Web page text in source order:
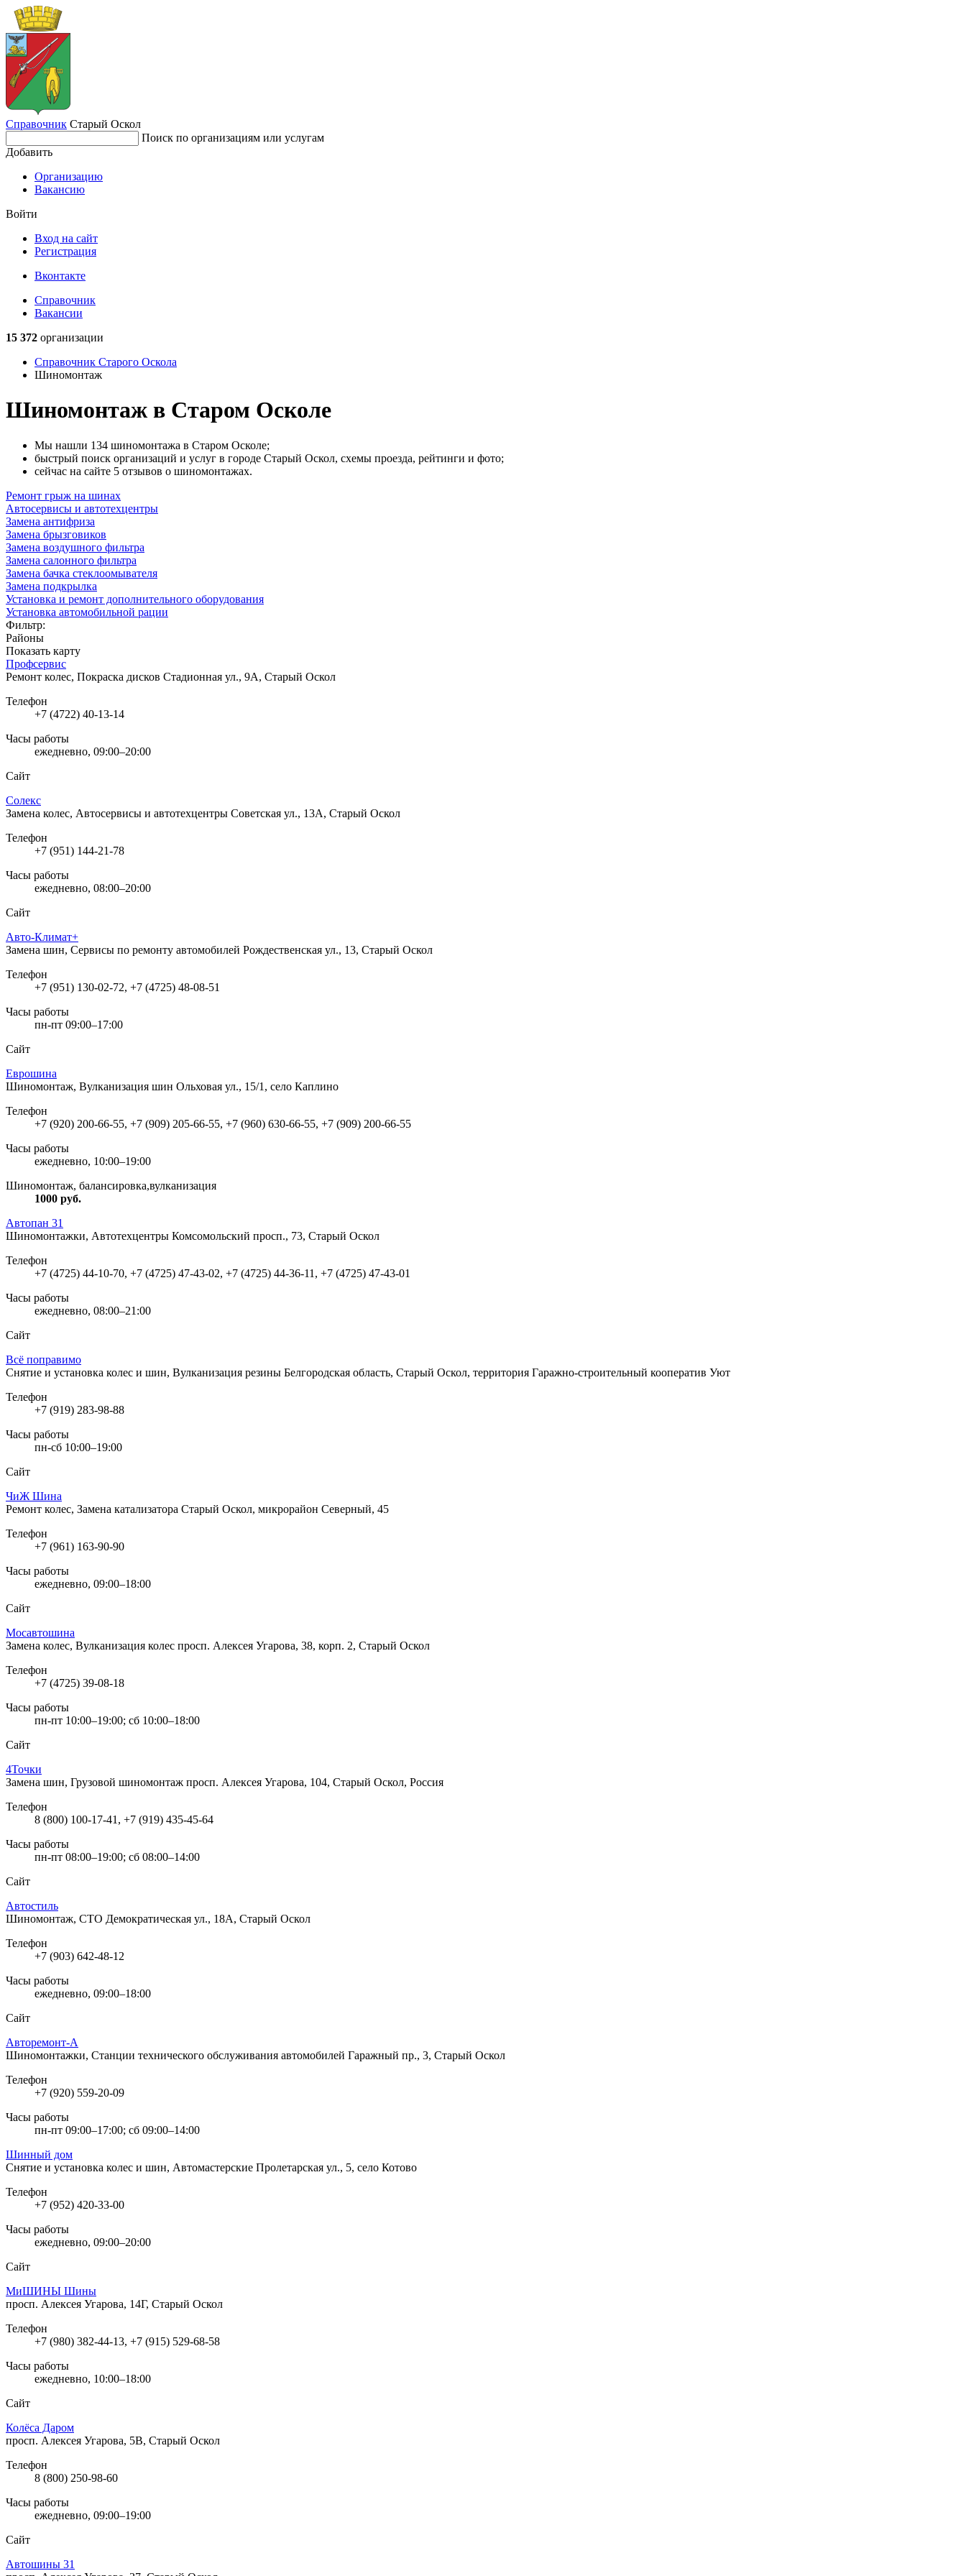
Справочник Старый Оскол
Поиск по организациям или услугам
Добавить
Организацию
Вакансию
Войти
Вход на сайт
Регистрация
Вконтакте
Справочник
Вакансии
15 372 организации
Справочник Старого Оскола
Шиномонтаж
Шиномонтаж в Старом Осколе
Мы нашли 134 шиномонтажа в Старом Осколе;
быстрый поиск организаций и услуг в городе Старый Оскол, схемы проезда, рейтинги и фото;
сейчас на сайте 5 отзывов о шиномонтажах.
Ремонт грыж на шинах
Автосервисы и автотехцентры
Замена антифриза
Замена брызговиков
Замена воздушного фильтра
Замена салонного фильтра
Замена бачка стеклоомывателя
Замена подкрылка
Установка и ремонт дополнительного оборудования
Установка автомобильной рации
Фильтр:
Районы
Показать карту
Профсервис
Ремонт колес, Покраска дисков Стадионная ул., 9А, Старый Оскол
Телефон
+7 (4722) 40-13-14
Часы работы
ежедневно, 09:00–20:00
Сайт
Солекс
Замена колес, Автосервисы и автотехцентры Советская ул., 13А, Старый Оскол
Телефон
+7 (951) 144-21-78
Часы работы
ежедневно, 08:00–20:00
Сайт
Авто-Климат+
Замена шин, Сервисы по ремонту автомобилей Рождественская ул., 13, Старый Оскол
Телефон
+7 (951) 130-02-72, +7 (4725) 48-08-51
Часы работы
пн-пт 09:00–17:00
Сайт
Еврошина
Шиномонтаж, Вулканизация шин Ольховая ул., 15/1, село Каплино
Телефон
+7 (920) 200-66-55, +7 (909) 205-66-55, +7 (960) 630-66-55, +7 (909) 200-66-55
Часы работы
ежедневно, 10:00–19:00
Шиномонтаж, балансировка,вулканизация
1000 руб.
Автопан 31
Шиномонтажки, Автотехцентры Комсомольский просп., 73, Старый Оскол
Телефон
+7 (4725) 44-10-70, +7 (4725) 47-43-02, +7 (4725) 44-36-11, +7 (4725) 47-43-01
Часы работы
ежедневно, 08:00–21:00
Сайт
Всё поправимо
Снятие и установка колес и шин, Вулканизация резины Белгородская область, Старый Оскол, территория Гаражно-строительный кооператив Уют
Телефон
+7 (919) 283-98-88
Часы работы
пн-сб 10:00–19:00
Сайт
ЧиЖ Шина
Ремонт колес, Замена катализатора Старый Оскол, микрорайон Северный, 45
Телефон
+7 (961) 163-90-90
Часы работы
ежедневно, 09:00–18:00
Сайт
Мосавтошина
Замена колес, Вулканизация колес просп. Алексея Угарова, 38, корп. 2, Старый Оскол
Телефон
+7 (4725) 39-08-18
Часы работы
пн-пт 10:00–19:00; сб 10:00–18:00
Сайт
4Точки
Замена шин, Грузовой шиномонтаж просп. Алексея Угарова, 104, Старый Оскол, Россия
Телефон
8 (800) 100-17-41, +7 (919) 435-45-64
Часы работы
пн-пт 08:00–19:00; сб 08:00–14:00
Сайт
Автостиль
Шиномонтаж, СТО Демократическая ул., 18А, Старый Оскол
Телефон
+7 (903) 642-48-12
Часы работы
ежедневно, 09:00–18:00
Сайт
Авторемонт-А
Шиномонтажки, Станции технического обслуживания автомобилей Гаражный пр., 3, Старый Оскол
Телефон
+7 (920) 559-20-09
Часы работы
пн-пт 09:00–17:00; сб 09:00–14:00
Шинный дом
Снятие и установка колес и шин, Автомастерские Пролетарская ул., 5, село Котово
Телефон
+7 (952) 420-33-00
Часы работы
ежедневно, 09:00–20:00
Сайт
МиШИНЫ Шины
просп. Алексея Угарова, 14Г, Старый Оскол
Телефон
+7 (980) 382-44-13, +7 (915) 529-68-58
Часы работы
ежедневно, 10:00–18:00
Сайт
Колёса Даром
просп. Алексея Угарова, 5В, Старый Оскол
Телефон
8 (800) 250-98-60
Часы работы
ежедневно, 09:00–19:00
Сайт
Автошины 31